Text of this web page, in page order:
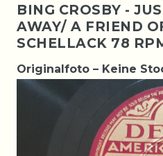
BING CROSBY -
AWAY/ A FRIEND
SCHELLACK 78
Originalfoto – Keine